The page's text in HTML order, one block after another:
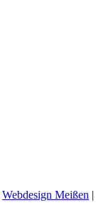
Webdesign Meißen |